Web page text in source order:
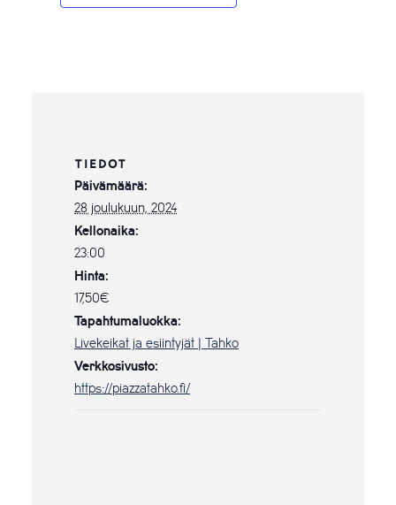
TIEDOT
Päivämäärä:
28 joulukuun, 2024
Kellonaika:
23:00
Hinta:
17,50€
Tapahtumaluokka:
Livekeikat ja esiintyjät | Tahko
Verkkosivusto:
https://piazzatahko.fi/